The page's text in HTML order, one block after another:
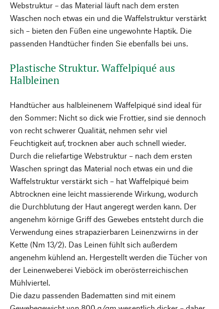
Webstruktur – das Material läuft nach dem ersten
Waschen noch etwas ein und die Waffelstruktur verstärkt
sich – bieten den Füßen eine ungewohnte Haptik. Die
passenden Handtücher finden Sie ebenfalls bei uns.
Plastische Struktur. Waffelpiqué aus
Halbleinen
Handtücher aus halbleinenem Waffelpiqué sind ideal für
den Sommer: Nicht so dick wie Frottier, sind sie dennoch
von recht schwerer Qualität, nehmen sehr viel
Feuchtigkeit auf, trocknen aber auch schnell wieder.
Durch die reliefartige Webstruktur – nach dem ersten
Waschen springt das Material noch etwas ein und die
Waffelstruktur verstärkt sich – hat Waffelpiqué beim
Abtrocknen eine leicht massierende Wirkung, wodurch
die Durchblutung der Haut angeregt werden kann. Der
angenehm körnige Griff des Gewebes entsteht durch die
Verwendung eines strapazierbaren Leinenzwirns in der
Kette (Nm 13/2). Das Leinen fühlt sich außerdem
angenehm kühlend an. Hergestellt werden die Tücher von
der Leinenweberei Vieböck im oberösterreichischen
Mühlviertel.
Die dazu passenden Badematten sind mit einem